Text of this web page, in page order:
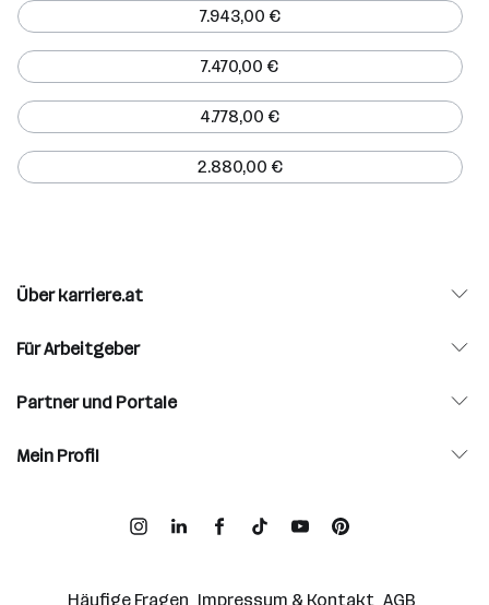
7.943,00 €
7.470,00 €
4.778,00 €
2.880,00 €
Über karriere.at
Für Arbeitgeber
Partner und Portale
Mein Profil
Häufige Fragen Impressum & Kontakt AGB